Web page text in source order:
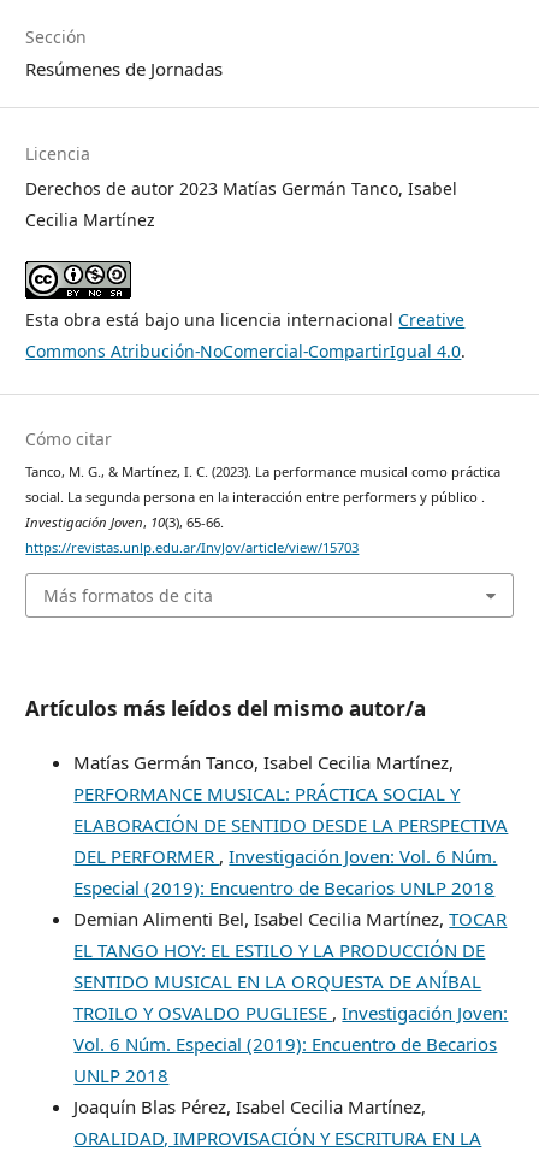
Sección
Resúmenes de Jornadas
Licencia
Derechos de autor 2023 Matías Germán Tanco, Isabel
Cecilia Martínez
Esta obra está bajo una licencia internacionalCreative
Commons Atribución-NoComercial-CompartirIgual 4.0.
Cómo citar
Tanco, M. G., & Martínez, I. C. (2023). La performance musical como práctica
social. La segunda persona en la interacción entre performers y público .
Investigación Joven, 10(3), 65-66.
https://revistas.unlp.edu.ar/InvJov/article/view/15703
Más formatos de cita
Artículos más leídos del mismo autor/a
Matías Germán Tanco, Isabel Cecilia Martínez,
PERFORMANCE MUSICAL: PRÁCTICA SOCIAL Y
ELABORACIÓN DE SENTIDO DESDE LA PERSPECTIVA
DEL PERFORMER ,Investigación Joven: Vol. 6 Núm.
Especial (2019): Encuentro de Becarios UNLP 2018
Demian Alimenti Bel, Isabel Cecilia Martínez,TOCAR
EL TANGO HOY: EL ESTILO Y LA PRODUCCIÓN DE
SENTIDO MUSICAL EN LA ORQUESTA DE ANÍBAL
TROILO Y OSVALDO PUGLIESE ,Investigación Joven:
Vol. 6 Núm. Especial (2019): Encuentro de Becarios
UNLP 2018
Joaquín Blas Pérez, Isabel Cecilia Martínez,
ORALIDAD, IMPROVISACIÓN Y ESCRITURA EN LA